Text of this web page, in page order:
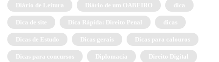
Diário de Leitura Diário de um OABEIRO dica
Dica de site Dica Rápida: Direito Penal dicas
Dicas de Estudo Dicas gerais Dicas para calouros
Dicas para concursos Diplomacia Direito Digital